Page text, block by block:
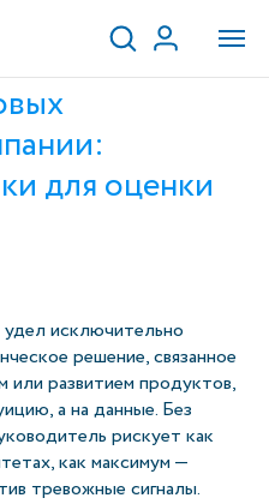
для оценки
исключительно
решение, связанное
развитием продуктов,
а на данные. Без
рискует как
как максимум —
тревожные сигналы.